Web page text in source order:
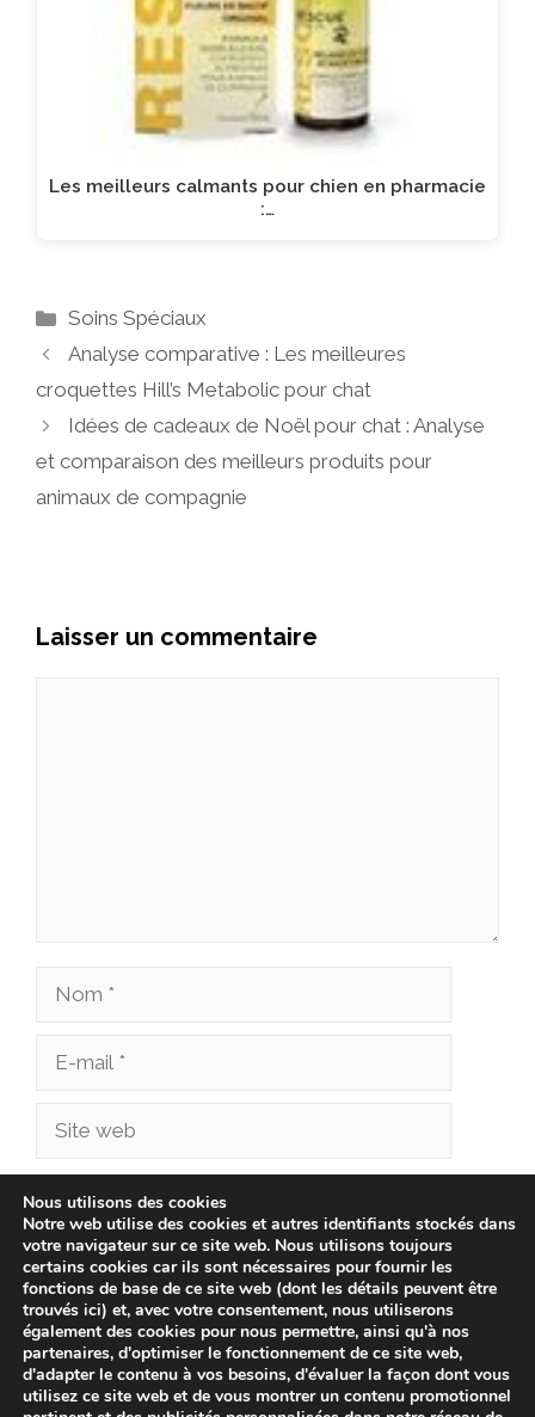
Les meilleurs calmants pour chien en pharmacie
:…
Catégories
Soins Spéciaux
Analyse comparative : Les meilleures
croquettes Hill’s Metabolic pour chat
Idées de cadeaux de Noël pour chat : Analyse
et comparaison des meilleurs produits pour
animaux de compagnie
Laisser un commentaire
Nom
Site
Enregistrer mon nom, mon e-mail et mon site
dans le navigateur pour mon prochain
commentaire.
Nous utilisons des cookies
Notre web utilise des cookies et autres identifiants stockés dans
votre navigateur sur ce site web. Nous utilisons toujours
certains cookies car ils sont nécessaires pour fournir les
fonctions de base de ce site web (dont les détails peuvent être
trouvés ici) et, avec votre consentement, nous utiliserons
également des cookies pour nous permettre, ainsi qu'à nos
partenaires, d'optimiser le fonctionnement de ce site web,
d'adapter le contenu à vos besoins, d'évaluer la façon dont vous
utilisez ce site web et de vous montrer un contenu promotionnel